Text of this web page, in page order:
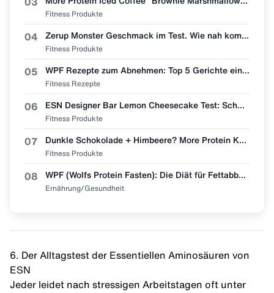
Fitness Produkte
04 Zerup Monster Geschmack im Test. Wie nah kommt More Nutrition wirklich ran?
Fitness Produkte
05 WPF Rezepte zum Abnehmen: Top 5 Gerichte einfach nachmachen 🥩🥗
Fitness Rezepte
06 ESN Designer Bar Lemon Cheesecake Test: Schmeckt wie Zitronenkuchen?
Fitness Produkte
07 Dunkle Schokolade + Himbeere? More Protein Kaffee "Dark Chocolate Raspberry" im Test 🧋👀
Fitness Produkte
08 WPF (Wolfs Protein Fasten): Die Diät für Fettabbau & Muskel-Erhalt
Ernährung/Gesundheit
6. Der Alltagstest der Essentiellen Aminosäuren von
ESN
Jeder leidet nach stressigen Arbeitstagen oft unter